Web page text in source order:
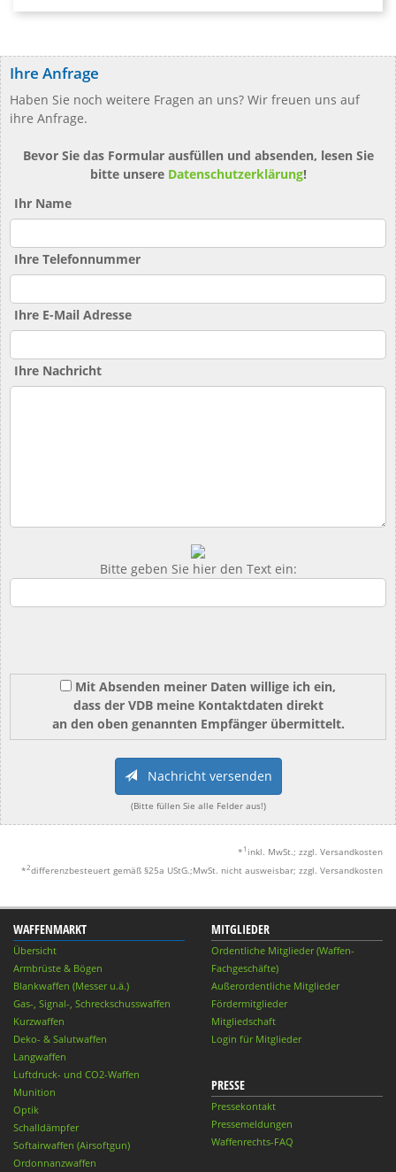
Ihre Anfrage
Haben Sie noch weitere Fragen an uns? Wir freuen uns auf
ihre Anfrage.
Bevor Sie das Formular ausfüllen und absenden, lesen Sie
bitte unsere Datenschutzerklärung!
Ihr Name
Ihre Telefonnummer
Ihre E-Mail Adresse
Ihre Nachricht
Bitte geben Sie hier den Text ein:
Mit Absenden meiner Daten willige ich ein,
dass der VDB meine Kontaktdaten direkt
an den oben genannten Empfänger übermittelt.
Nachricht versenden
(Bitte füllen Sie alle Felder aus!)
* 1 inkl. MwSt.; zzgl. Versandkosten
*2differenzbesteuert gemäß §25a UStG.;MwSt. nicht ausweisbar; zzgl. Versandkosten
WAFFENMARKT
Übersicht
Armbrüste & Bögen
Blankwaffen (Messer u.ä.)
Gas-, Signal-, Schreckschusswaffen
Kurzwaffen
Deko- & Salutwaffen
Langwaffen
Luftdruck- und CO2-Waffen
Munition
Optik
Schalldämpfer
Softairwaffen (Airsoftgun)
Ordonnanzwaffen
MITGLIEDER
Ordentliche Mitglieder (Waffen-
Fachgeschäfte)
Außerordentliche Mitglieder
Fördermitglieder
Mitgliedschaft
Login für Mitglieder
PRESSE
Pressekontakt
Pressemeldungen
Waffenrechts-FAQ